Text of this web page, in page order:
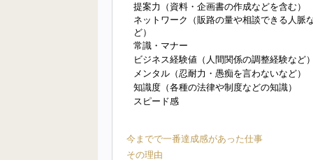
提案力（資料・企画書の作成などを含む）
ネットワーク（販路の量や相談できる人脈
ど）
常識・マナー
ビジネス経験値（人間関係の調整経験など
メンタル（忍耐力・愚痴を言わないなど）
知識度（各種の法律や制度などの知識）
スピード感
今までで一番達成感があった仕事
その理由